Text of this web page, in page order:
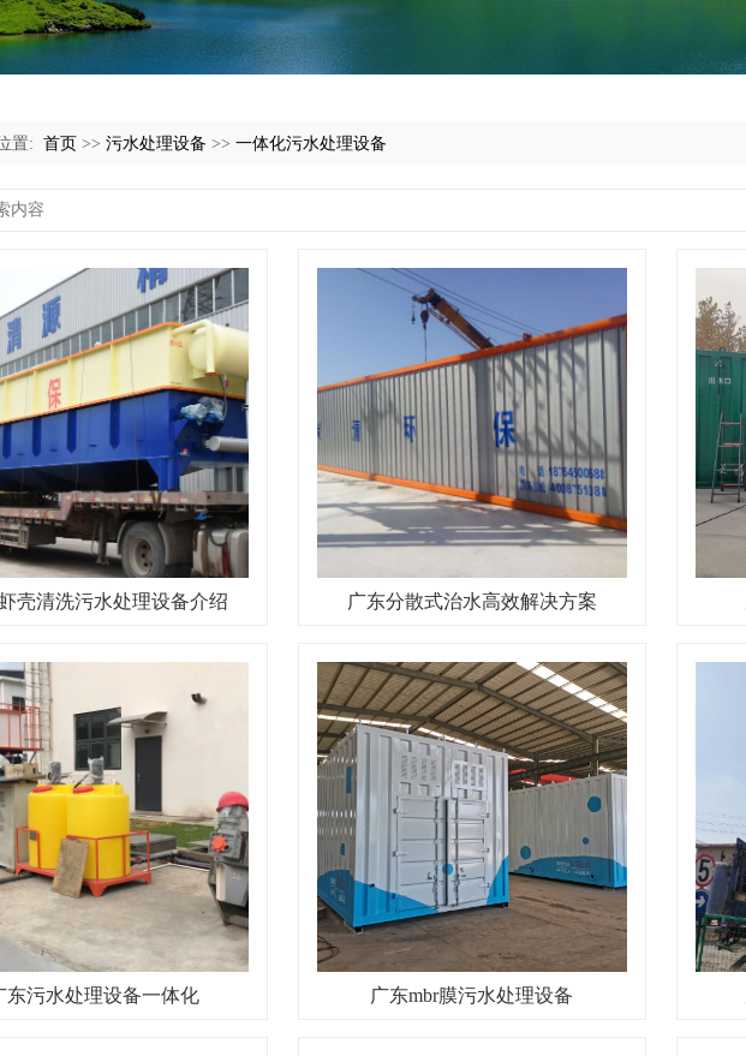
置: 首页 >> 污水处理设备 >> 一体化污水处理设备
壳清洗污水处理设备介绍 广东分散式治水高效解决方案
东污水处理设备一体化 广东mbr膜污水处理设备